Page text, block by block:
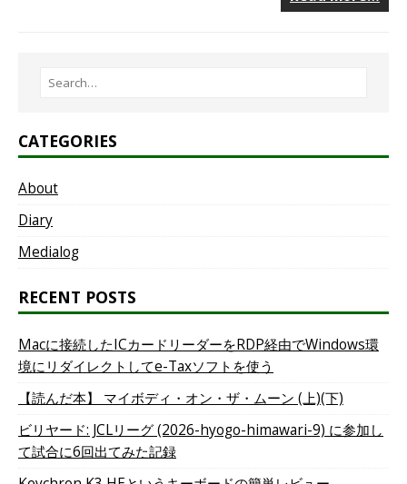
CATEGORIES
About
Diary
Medialog
RECENT POSTS
Macに接続したICカードリーダーをRDP経由でWindows環
境にリダイレクトしてe-Taxソフトを使う
【読んだ本】 マイボディ・オン・ザ・ムーン (上)(下)
ビリヤード: JCLリーグ (2026-hyogo-himawari-9) に参加し
て試合に6回出てみた記録